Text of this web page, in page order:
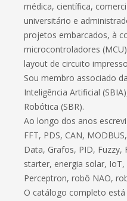
médica, científica,
universitário e
projetos embarcados, à
microcontroladores
layout de circuito
Sou membro associado
Inteligência Artificial
Robótica (SBR).
Ao longo dos anos
FFT, PDS, CAN,
Data, Grafos, PID, Fuzzy,
starter, energia solar, IoT,
Perceptron, robô NAO,
O catálogo completo